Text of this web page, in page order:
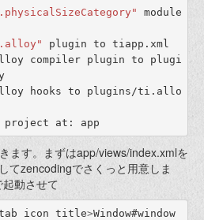
module
compiler plugin to plugi
ns/ti.alloy/plugin.py
hooks to plugins/ti.allo
ます。まずはapp/views/index.xmlを
てzencodingでさくっと用意しま
動させて
icon title>Window#window